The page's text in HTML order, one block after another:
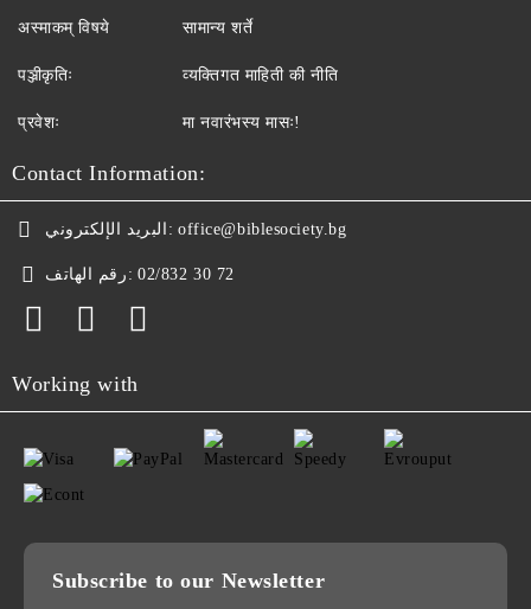
अस्माकम् विषये
पञ्जीकृतिः
प्रवेशः
सामान्य शर्ते
व्यक्तिगत माहिती की नीति
मा नवारंभस्य मासः!
Contact Information:
البريد الإلكتروني: office@biblesociety.bg
رقم الهاتف: 02/832 30 72
Working with
Subscribe to our Newsletter